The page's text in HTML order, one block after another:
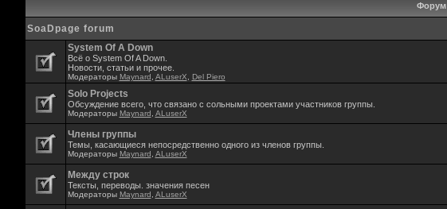
Форум
SoaDpage forum
System Of A Down
Всё о System Of A Down.
Новости, статьи и прочее.
Модераторы Maynard ALuserX Del Piero
Solo Projects
Обсуждение всего, что связано с сольными проектами участников группы.
Модераторы Maynard ALuserX
Члены группы
Темы, касающиеся непосредственно одного из членов группы.
Модераторы Maynard ALuserX
Между строк
Тексты, переводы. значения песен
Модераторы Maynard ALuserX